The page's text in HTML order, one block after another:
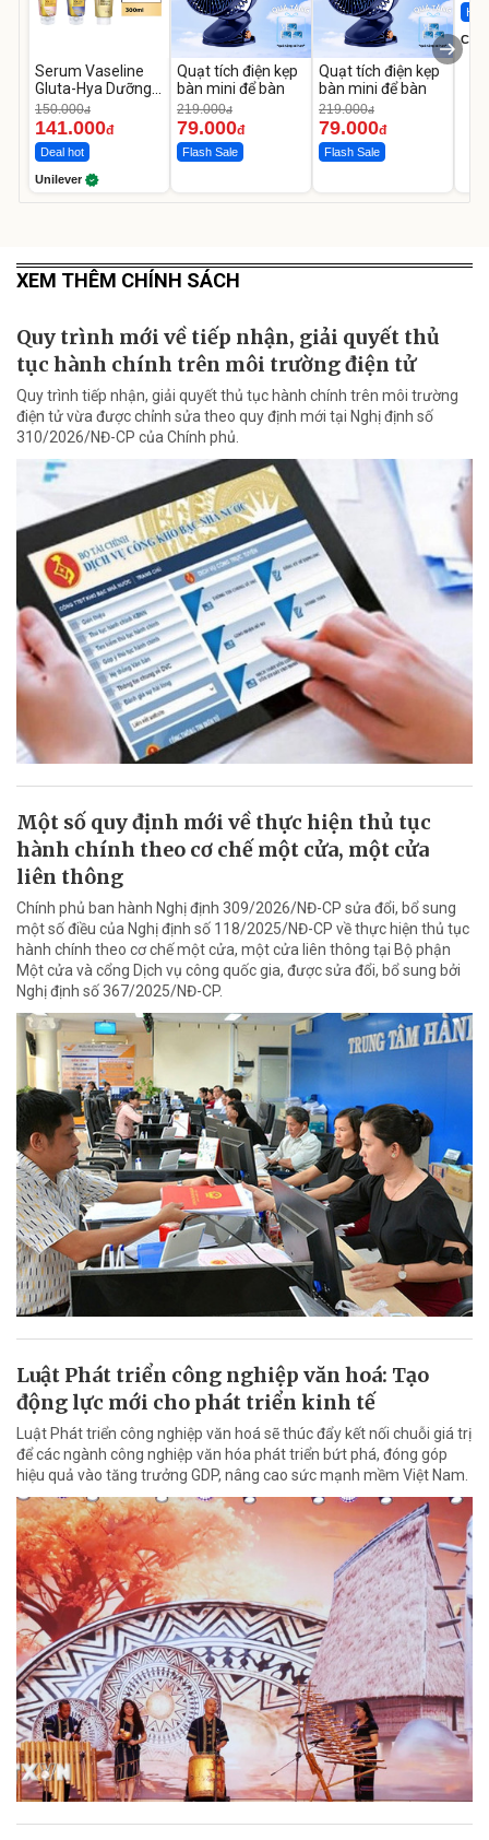
Serum Vaseline
Gluta-Hya Dưỡng
Da Sáng Mịn Sau 7
Ngày
150.000đ
141.000đ
Deal hot
Unilever
Quạt tích điện kẹp
bàn mini để bàn
219.000đ
79.000đ
Flash Sale
Quạt tích điện kẹp
bàn mini để bàn
219.000đ
79.000đ
Flash Sale
Hot
XEM THÊM CHÍNH SÁCH
Quy trình mới về tiếp nhận, giải quyết thủ
tục hành chính trên môi trường điện tử
Quy trình tiếp nhận, giải quyết thủ tục hành chính trên môi trường
điện tử vừa được chỉnh sửa theo quy định mới tại Nghị định số
310/2026/NĐ-CP của Chính phủ.
Một số quy định mới về thực hiện thủ tục
hành chính theo cơ chế một cửa, một cửa
liên thông
Chính phủ ban hành Nghị định 309/2026/NĐ-CP sửa đổi, bổ sung
một số điều của Nghị định số 118/2025/NĐ-CP về thực hiện thủ tục
hành chính theo cơ chế một cửa, một cửa liên thông tại Bộ phận
Một cửa và cổng Dịch vụ công quốc gia, được sửa đổi, bổ sung bởi
Nghị định số 367/2025/NĐ-CP.
Luật Phát triển công nghiệp văn hoá: Tạo
động lực mới cho phát triển kinh tế
Luật Phát triển công nghiệp văn hoá sẽ thúc đẩy kết nối chuỗi giá trị
để các ngành công nghiệp văn hóa phát triển bứt phá, đóng góp
hiệu quả vào tăng trưởng GDP, nâng cao sức mạnh mềm Việt Nam.